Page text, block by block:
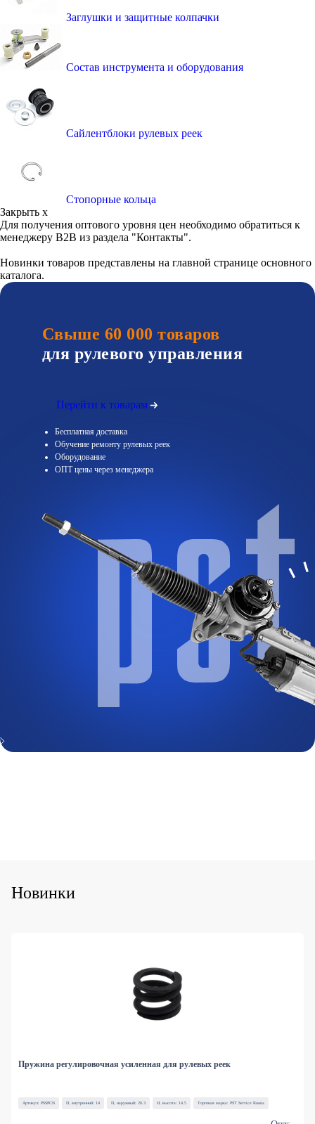
Заглушки и защитные колпачки
Состав инструмента и оборудования
Сайлентблоки рулевых реек
Стопорные кольца
Закрыть x
Для получения оптового уровня цен необходимо обратиться к
менеджеру B2B из раздела "Контакты".
Новинки товаров представлены на главной странице основного
каталога.
Свыше 60 000 товаров
для рулевого управления
Перейти к товарам
Бесплатная доставка
Обучение ремонту рулевых реек
Оборудование
ОПТ цены через менеджера
Новинки
Пружина регулировочная усиленная для рулевых реек
Артикул: PSSPCN D, внутренний: 14 D, наружный: 20.3 H, высота: 14.5 Торговая марка: PST Service Russia